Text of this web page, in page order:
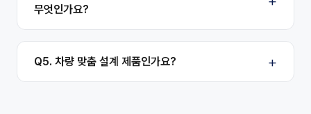
무엇인가요?
Q5. 차량 맞춤 설계 제품인가요?